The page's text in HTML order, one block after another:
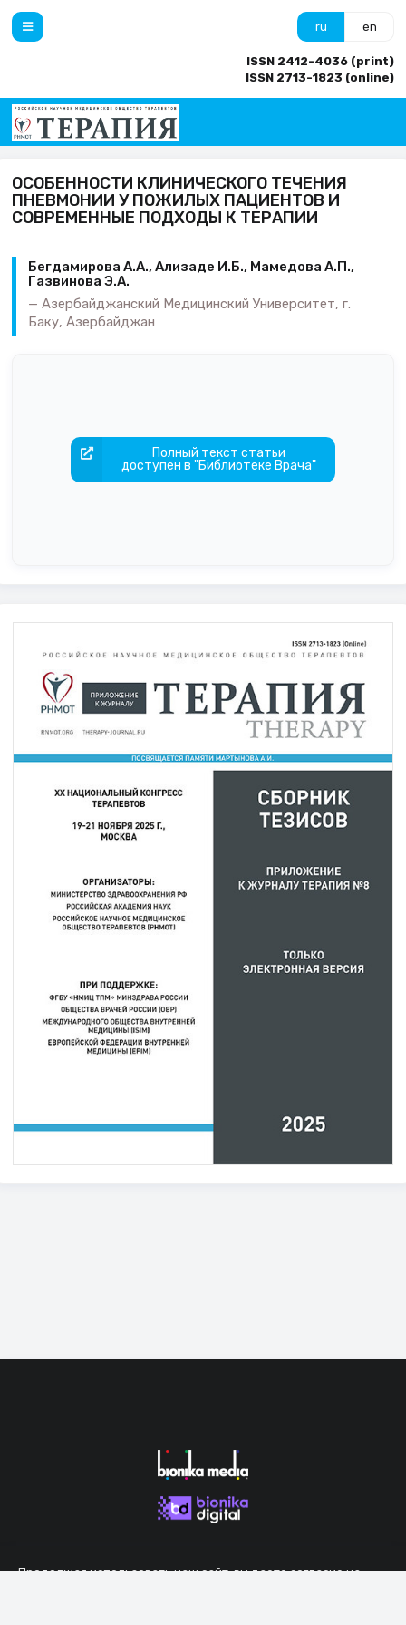
ru en
ISSN 2412-4036 (print)
ISSN 2713-1823 (online)
ОСОБЕННОСТИ КЛИНИЧЕСКОГО ТЕЧЕНИЯ
ПНЕВМОНИИ У ПОЖИЛЫХ ПАЦИЕНТОВ И
СОВРЕМЕННЫЕ ПОДХОДЫ К ТЕРАПИИ
Бегдамирова А.А., Ализаде И.Б., Мамедова А.П.,
Газвинова Э.А.
Азербайджанский Медицинский Университет, г.
Баку, Азербайджан
Полный текст статьи
доступен в "Библиотеке Врача"
Продолжая использовать наш сайт, вы даете согласие на